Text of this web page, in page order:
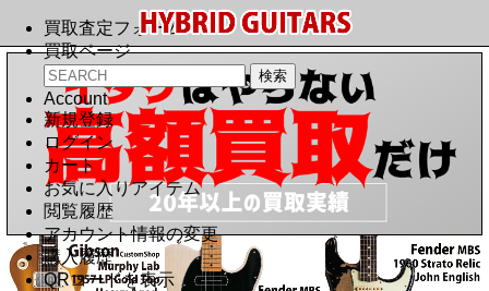
買取査定フォーム
買取ページ
Account
新規登録
ログイン
カート
お気に入りアイテム
閲覧履歴
アカウント情報の変更
購入履歴
QRコードを表示